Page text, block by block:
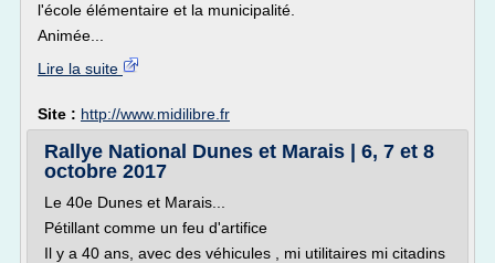
l'école élémentaire et la municipalité.
Animée...
Lire la suite
Site : http://www.midilibre.fr
Rallye National Dunes et Marais | 6, 7 et 8
octobre 2017
Le 40e Dunes et Marais...
Pétillant comme un feu d'artifice
Il y a 40 ans, avec des véhicules , mi utilitaires mi citadins